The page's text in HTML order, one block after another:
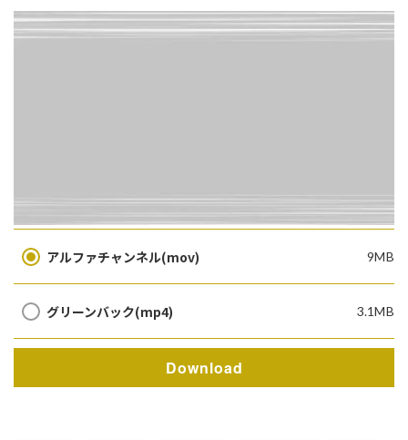
アルファチャンネル(mov) 9MB
グリーンバック(mp4) 3.1MB
Download